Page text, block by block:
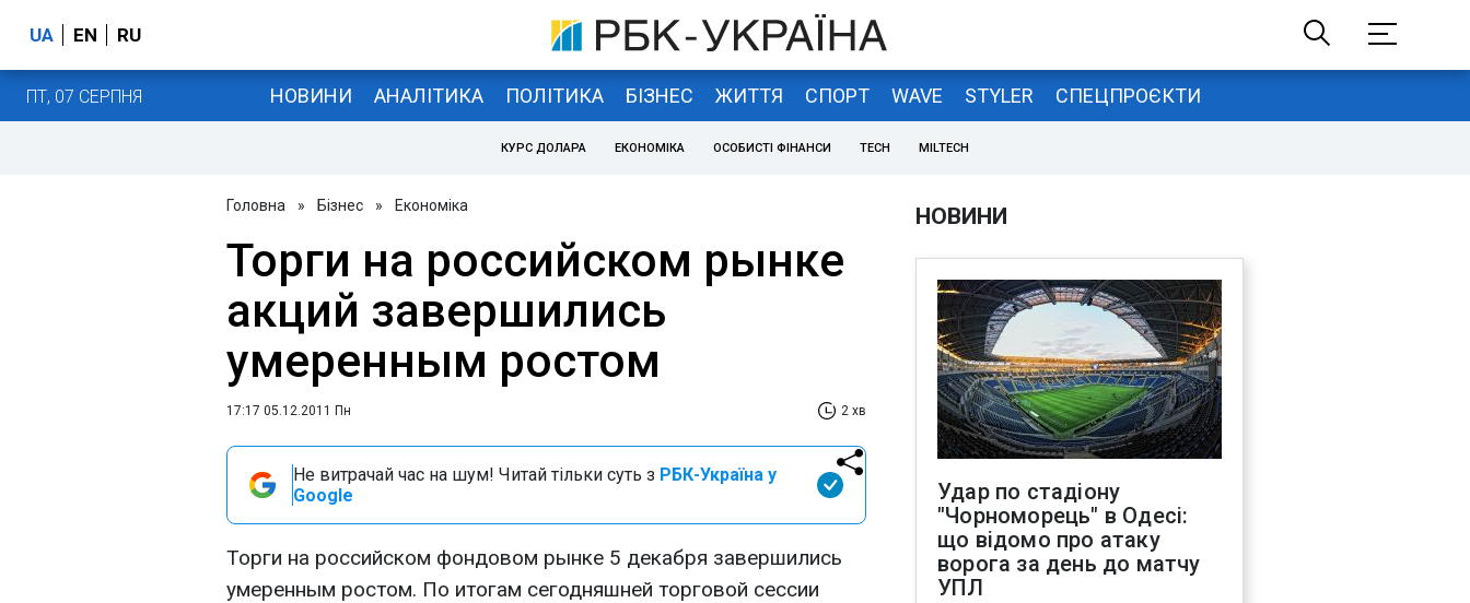
UA EN RU
ПТ, 07 СЕРПНЯ НОВИНИ АНАЛІТИКА ПОЛІТИКА БІЗНЕС ЖИТТЯ СПОРТ WAVE STYLER СПЕЦПРОЄКТИ
КУРС ДОЛАРА ЕКОНОМІКА ОСОБИСТІ ФІНАНСИ TECH MILTECH
Головна » Бізнес » Економіка
Торги на российском рынке
акций завершились
умеренным ростом
17:17 05.12.2011 Пн 2 хв
Не витрачай час на шум! Читай тільки суть з РБК-Україна у
Google
Торги на российском фондовом рынке 5 декабря завершились
умеренным ростом. По итогам сегодняшней торговой сессии
НОВИНИ
Удар по стадіону
"Чорноморець" в Одесі:
що відомо про атаку
ворога за день до матчу
УПЛ